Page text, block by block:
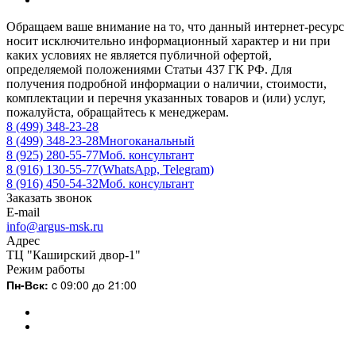
Обращаем ваше внимание на то, что данный интернет-ресурс
носит исключительно информационный характер и ни при
каких условиях не является публичной офертой,
определяемой положениями Статьи 437 ГК РФ. Для
получения подробной информации о наличии, стоимости,
комплектации и перечня указанных товаров и (или) услуг,
пожалуйста, обращайтесь к менеджерам.
8 (499) 348-23-28
8 (499) 348-23-28Многоканальный
8 (925) 280-55-77Моб. консультант
8 (916) 130-55-77(WhatsApp, Telegram)
8 (916) 450-54-32Моб. консультант
Заказать звонок
E-mail
info@argus-msk.ru
Адрес
ТЦ "Каширский двор-1"
Режим работы
Пн-Вск: c 09:00 до 21:00